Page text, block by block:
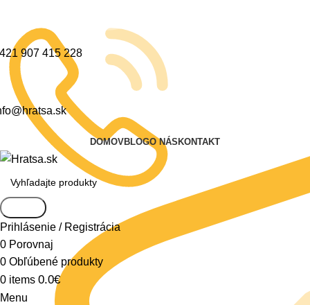
907 415 228
DOMOVBLOGO NÁS KONTAKT
Prihlásenie / Registrácia
0 Porovnaj
0 Obľúbené produkty
0 items 0.0€
Menu